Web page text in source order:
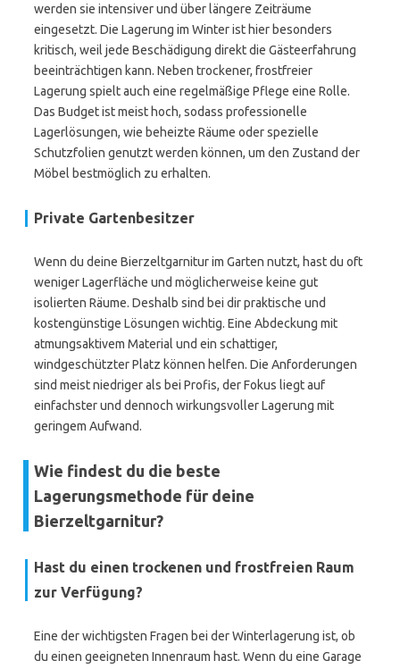
werden sie intensiver und über längere Zeiträume
eingesetzt. Die Lagerung im Winter ist hier besonders
kritisch, weil jede Beschädigung direkt die Gästeerfahrung
beeinträchtigen kann. Neben trockener, frostfreier
Lagerung spielt auch eine regelmäßige Pflege eine Rolle.
Das Budget ist meist hoch, sodass professionelle
Lagerlösungen, wie beheizte Räume oder spezielle
Schutzfolien genutzt werden können, um den Zustand der
Möbel bestmöglich zu erhalten.
Private Gartenbesitzer
Wenn du deine Bierzeltgarnitur im Garten nutzt, hast du oft
weniger Lagerfläche und möglicherweise keine gut
isolierten Räume. Deshalb sind bei dir praktische und
kostengünstige Lösungen wichtig. Eine Abdeckung mit
atmungsaktivem Material und ein schattiger,
windgeschützter Platz können helfen. Die Anforderungen
sind meist niedriger als bei Profis, der Fokus liegt auf
einfachster und dennoch wirkungsvoller Lagerung mit
geringem Aufwand.
Wie findest du die beste
Lagerungsmethode für deine
Bierzeltgarnitur?
Hast du einen trockenen und frostfreien Raum
zur Verfügung?
Eine der wichtigsten Fragen bei der Winterlagerung ist, ob
du einen geeigneten Innenraum hast. Wenn du eine Garage